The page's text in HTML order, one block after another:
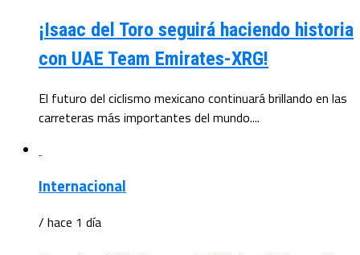
¡Isaac del Toro seguirá haciendo historia
con UAE Team Emirates-XRG!
El futuro del ciclismo mexicano continuará brillando en las
carreteras más importantes del mundo....
Internacional
/ hace 1 día